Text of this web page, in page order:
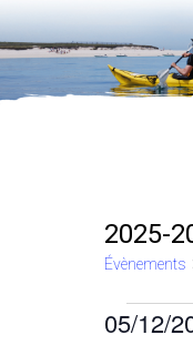
2025-
Évènements
05/12/